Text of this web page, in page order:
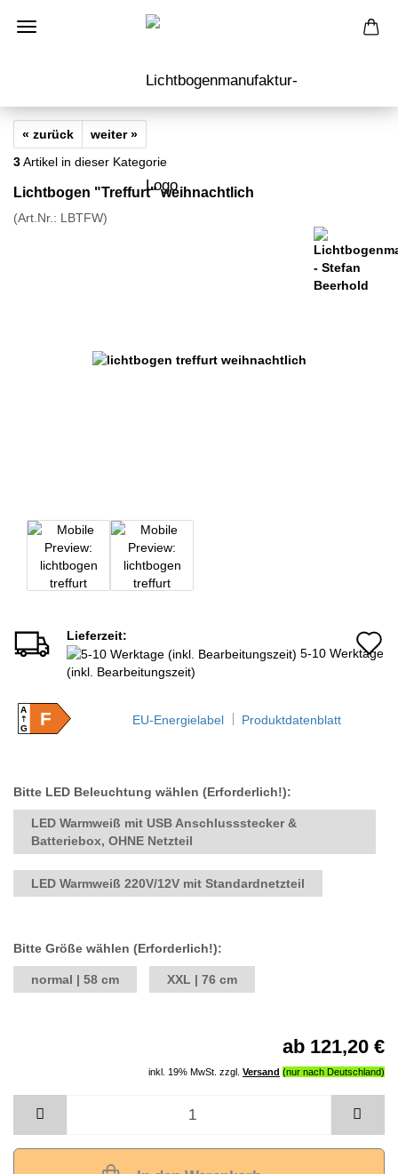
« zurück
weiter »
3Artikel in dieser Kategorie
Lichtbogen "Treffurt" weihnachtlich
(Art.Nr.: LBTFW)
Lieferzeit:
5-10 Werktage
(inkl. Bearbeitungszeit)
A
GF EU-Energielabel Produktdatenblatt
Bitte LED Beleuchtung wählen (Erforderlich!):
LED Warmweiß mit USB Anschlussstecker &
Batteriebox, OHNE Netzteil
LED Warmweiß 220V/12V mit Standardnetzteil
Bitte Größe wählen (Erforderlich!):
normal | 58 cm XXL | 76 cm
ab 121,20 €
inkl. 19% MwSt. zzgl. Versand